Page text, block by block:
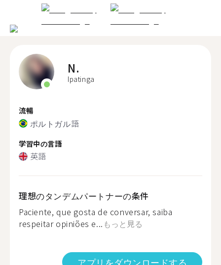
N.
Ipatinga
流暢
ポルトガル語
学習中の言語
英語
理想のタンデムパートナーの条件
Paciente, que gosta de conversar, saiba
respeitar opiniões e... もっと見る
アプリをダウンロードする